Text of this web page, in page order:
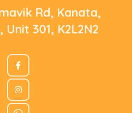
Rd, Kanata,
301, K2L2N2